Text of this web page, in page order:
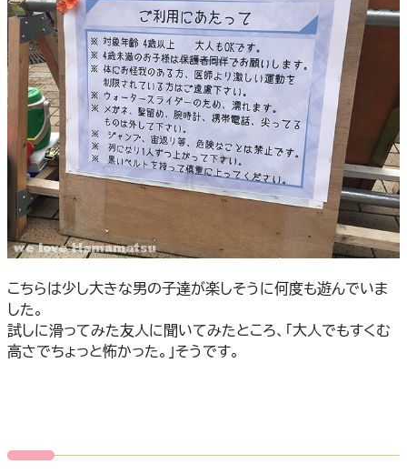
こちらは少し大きな男の子達が楽しそうに何度も遊んでいま
した。
試しに滑ってみた友人に聞いてみたところ、「大人でもすくむ
高さでちょっと怖かった。」そうです。